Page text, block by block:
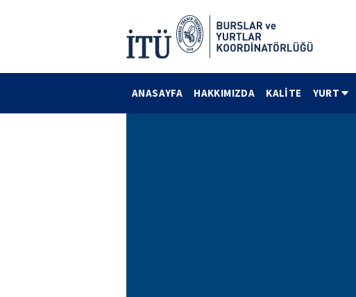
ANASAYFA HAKKIMIZDA KALİTE YURT